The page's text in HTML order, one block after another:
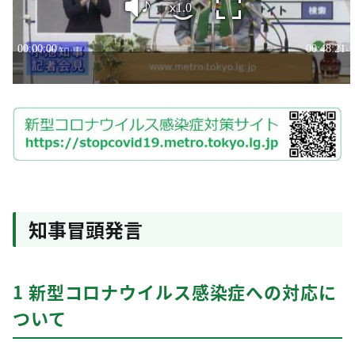
知事冒頭発言
1 新型コロナウイルス感染症への対応に
ついて